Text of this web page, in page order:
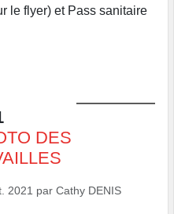
le flyer) et Pass sanitaire
DES
2021 par Cathy DENIS